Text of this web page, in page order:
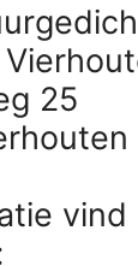
25
vind